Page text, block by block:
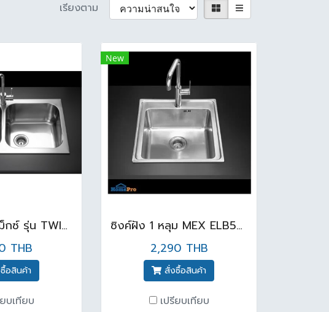
เรียงตาม
อ่างล้างจานแม็กซ์ รุ่น TWIN-B ขนาด 91x50 ซม.
THB
อสินค้า
บเทียบ
New
ซิงค์ฝัง 1 หลุม MEX ELB50BM
2,290 THB
สั่งซื้อสินค้า
เปรียบเทียบ